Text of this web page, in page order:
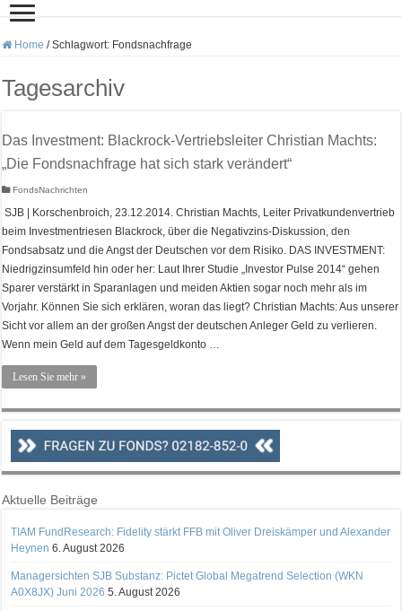
Home / Schlagwort: Fondsnachfrage
Tagesarchiv
Das Investment: Blackrock-Vertriebsleiter Christian Machts:
„Die Fondsnachfrage hat sich stark verändert“
FondsNachrichten
SJB | Korschenbroich, 23.12.2014. Christian Machts, Leiter Privatkundenvertrieb
beim Investmentriesen Blackrock, über die Negativzins-Diskussion, den
Fondsabsatz und die Angst der Deutschen vor dem Risiko. DAS INVESTMENT:
Niedrigzinsumfeld hin oder her: Laut Ihrer Studie „Investor Pulse 2014“ gehen
Sparer verstärkt in Sparanlagen und meiden Aktien sogar noch mehr als im
Vorjahr. Können Sie sich erklären, woran das liegt? Christian Machts: Aus unserer
Sicht vor allem an der großen Angst der deutschen Anleger Geld zu verlieren.
Wenn mein Geld auf dem Tagesgeldkonto …
Lesen Sie mehr »
Aktuelle Beiträge
TIAM FundResearch: Fidelity stärkt FFB mit Oliver Dreiskämper und Alexander
Heynen 6. August 2026
Managersichten SJB Substanz: Pictet Global Megatrend Selection (WKN
A0X8JX) Juni 2026 5. August 2026